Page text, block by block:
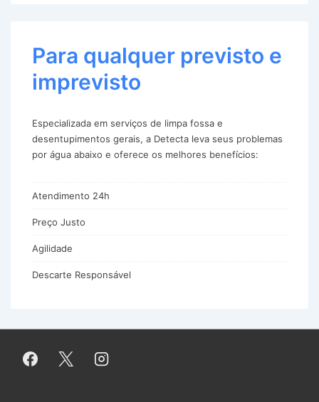
Para qualquer previsto e
imprevisto
Especializada em serviços de limpa fossa e
desentupimentos gerais, a Detecta leva seus problemas
por água abaixo e oferece os melhores benefícios:
Atendimento 24h
Preço Justo
Agilidade
Descarte Responsável